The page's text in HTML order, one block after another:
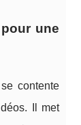
une
contente
Il met